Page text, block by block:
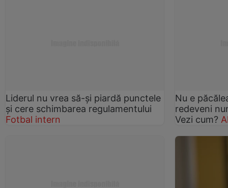
Liderul nu vrea să-şi piardă punctele
şi cere schimbarea regulamentului
Fotbal intern
Nu e
redeveni
Vezi cum?